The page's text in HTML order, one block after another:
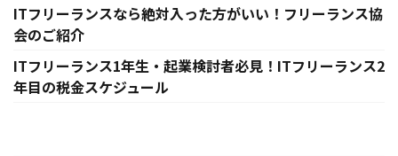
ITフリーランスなら絶対入った方がいい！フリーランス協
会のご紹介
ITフリーランス1年生・起業検討者必見！ITフリーランス2
年目の税金スケジュール